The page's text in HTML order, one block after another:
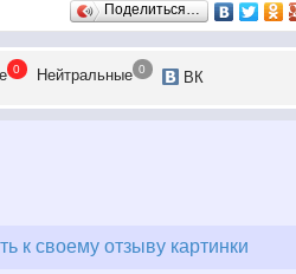
Поделиться…
0 Нейтральные 0 ВК
к своему отзыву картинки